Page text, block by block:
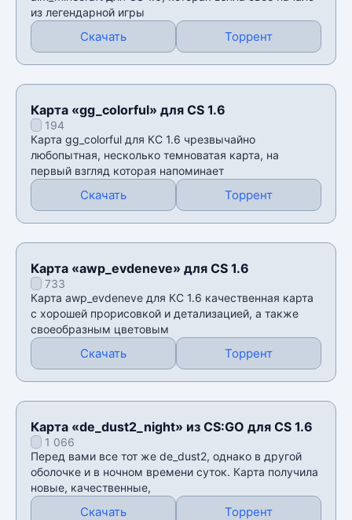
из легендарной игры
Скачать Торрент
Карта «gg_colorful» для CS 1.6
194
Карта gg_colorful для КС 1.6 чрезвычайно
любопытная, несколько темноватая карта, на
первый взгляд которая напоминает
Скачать Торрент
Карта «awp_evdeneve» для CS 1.6
733
Карта awp_evdeneve для КС 1.6 качественная карта
с хорошей прорисовкой и детализацией, а также
своеобразным цветовым
Скачать Торрент
Карта «de_dust2_night» из CS:GO для CS 1.6
1 066
Перед вами все тот же de_dust2, однако в другой
оболочке и в ночном времени суток. Карта получила
новые, качественные,
Скачать Торрент